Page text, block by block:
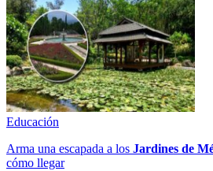
Educación
Arma una escapada a los Jardines de
cómo llegar